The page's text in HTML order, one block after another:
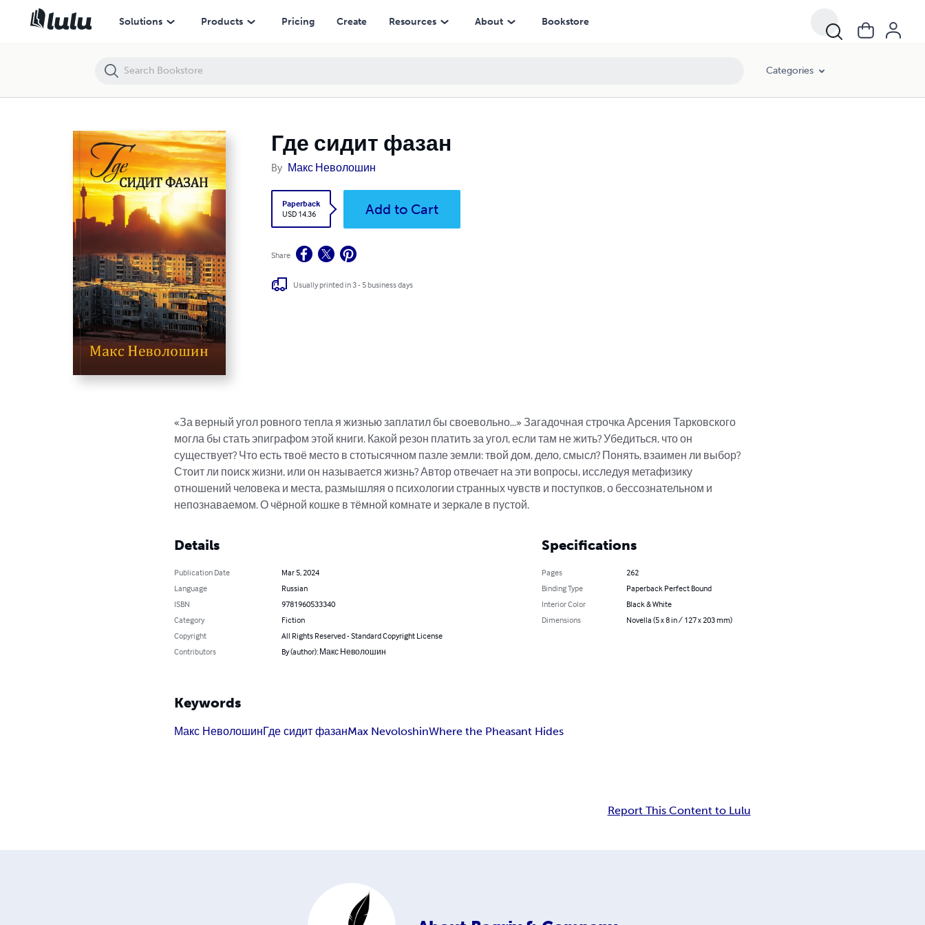
Solutions Products Pricing Create Resources About Bookstore
Categories
Где сидит фазан
By Макс Неволошин
Paperback
USD 14.36
Add to Cart
Share
Usually printed in 3 - 5 business days
«За верный угол ровного тепла я жизнью заплатил бы своевольно…» Загадочная строчка Арсения Тарковского
могла бы стать эпиграфом этой книги. Какой резон платить за угол, если там не жить? Убедиться, что он
существует? Что есть твоё место в стотысячном пазле земли: твой дом, дело, смысл? Понять, взаимен ли выбор?
Стоит ли поиск жизни, или он называется жизнь? Автор отвечает на эти вопросы, исследуя метафизику
отношений человека и места, размышляя о психологии странных чувств и поступков, о бессознательном и
непознаваемом. О чёрной кошке в тёмной комнате и зеркале в пустой.
Details
Publication Date
Mar 5, 2024
Language
Russian
ISBN
9781960533340
Category
Fiction
Copyright
All Rights Reserved - Standard Copyright License
Contributors
By (author): Макс Неволошин
Specifications
Pages
262
Binding Type
Paperback Perfect Bound
Interior Color
Black & White
Dimensions
Novella (5 x 8 in / 127 x 203 mm)
Keywords
Макс НеволошинГде сидит фазанMax NevoloshinWhere the Pheasant Hides
Report This Content to Lulu
Где сидит фазан